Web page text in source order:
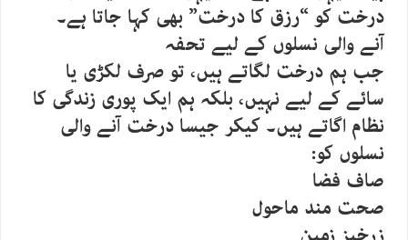
درخت کو “رزق کا درخت” بھی کہا جاتا ہے۔
آنے والی نسلوں کے لیے تحفہ
جب ہم درخت لگاتے ہیں، تو صرف لکڑی یا
سائے کے لیے نہیں، بلکہ ہم ایک پوری زندگی کا
نظام اگاتے ہیں۔ کیکر جیسا درخت آنے والی
نسلوں کو:
صاف فضا
صحت مند ماحول